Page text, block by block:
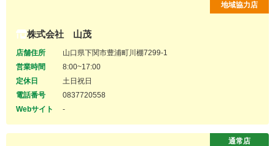
株式会社 山茂
店舗住所
山口県下関市豊浦町川棚7299-1
営業時間
8:00~17:00
定休日
土日祝日
電話番号
0837720558
Webサイト
-
地域協力店
通常店